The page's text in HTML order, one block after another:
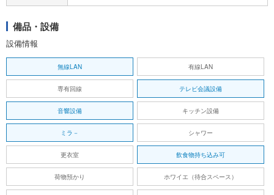
備品・設備
設備情報
無線LAN 有線LAN
専有回線 テレビ会議設備
音響設備 キッチン設備
ミラ－ シャワー
更衣室 飲食物持ち込み可
荷物預かり ホワイエ（待合スペース）